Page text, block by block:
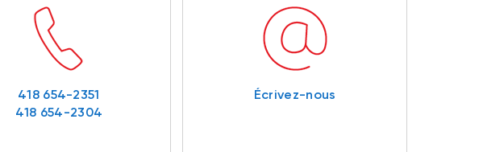
418 654-2351
418 654-2304
Écrivez-nous